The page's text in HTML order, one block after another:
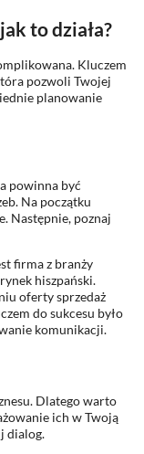
to działa?
Kluczem
pozwoli Twojej
planowanie
powinna być
Na początku
Następnie, poznaj
firma z branży
hiszpański.
oferty sprzedaż
do sukcesu było
komunikacji.
Dlatego warto
ich w Twoją
dialog.